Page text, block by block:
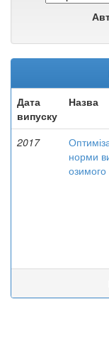
Дата
випуску
Назва
2017
норми
озимого